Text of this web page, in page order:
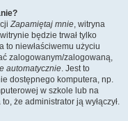
Zapamiętaj mnie, witryna
będzie trwał tylko
to niewłaściwemu użyciu
zalogowanym/zalogowaną,
automatycznie. Jest to
dostępnego komputera, np.
w szkole lub na
że administrator ją wyłączył.